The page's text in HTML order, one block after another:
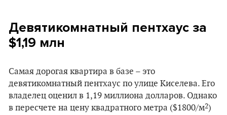
Девятикомнатный пентхаус за
$1,19 млн
Самая дорогая квартира в базе – это
девятикомнатный пентхаус по улице Киселева. Его
владелец оценил в 1,19 миллиона долларов. Однако
в пересчете на цену квадратного метра ($1800/м2)